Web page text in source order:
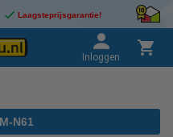
Laagsteprijsgarantie!
Inloggen
N61